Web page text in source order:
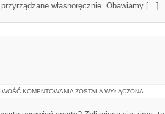
własnoręcznie. Obawiamy […]
KOMENTOWANIA JAK
SIEBIE?
ZOSTAŁA WYŁĄCZONA